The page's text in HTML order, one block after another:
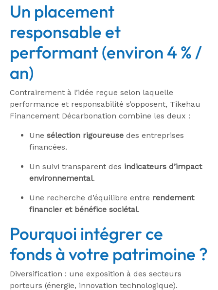
Un placement
responsable et
performant (environ 4 % /
an)
Contrairement à l’idée reçue selon laquelle
performance et responsabilité s’opposent, Tikehau
Financement Décarbonation combine les deux :
Une sélection rigoureuse des entreprises
financées.
Un suivi transparent des indicateurs d’impact
environnemental.
Une recherche d’équilibre entre rendement
financier et bénéfice sociétal.
Pourquoi intégrer ce
fonds à votre patrimoine ?
Diversification : une exposition à des secteurs
porteurs (énergie, innovation technologique).